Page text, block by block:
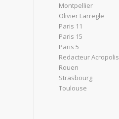
Montpellier
Olivier Larregle
Paris 11
Paris 15
Paris 5
Redacteur Acropolis
Rouen
Strasbourg
Toulouse